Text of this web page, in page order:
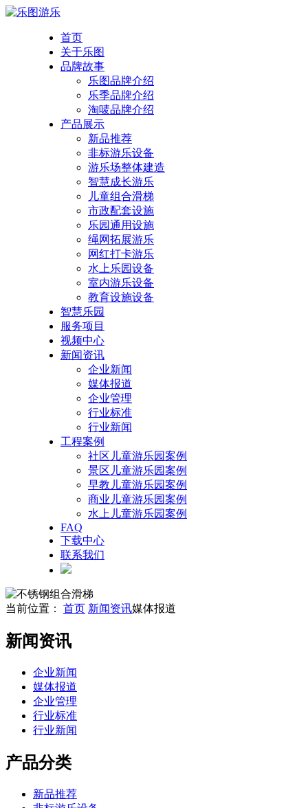
首页
关于乐图
品牌故事
乐图品牌介绍
乐季品牌介绍
淘唛品牌介绍
产品展示
新品推荐
非标游乐设备
游乐场整体建造
智慧成长游乐
儿童组合滑梯
市政配套设施
乐园通用设施
绳网拓展游乐
网红打卡游乐
水上乐园设备
室内游乐设备
教育设施设备
智慧乐园
服务项目
视频中心
新闻资讯
企业新闻
媒体报道
企业管理
行业标准
行业新闻
工程案例
社区儿童游乐园案例
景区儿童游乐园案例
早教儿童游乐园案例
商业儿童游乐园案例
水上儿童游乐园案例
FAQ
下载中心
联系我们
当前位置： 首页 新闻资讯媒体报道
新闻资讯
企业新闻
媒体报道
企业管理
行业标准
行业新闻
产品分类
新品推荐